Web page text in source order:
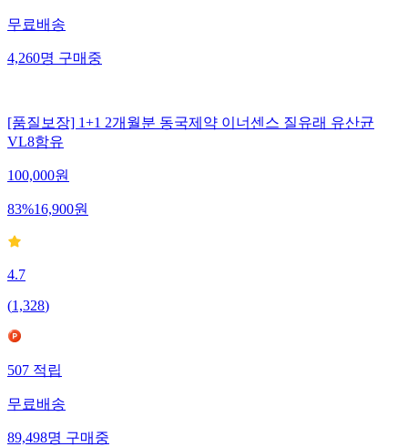
무료배송
4,260명 구매중
[품질보장] 1+1 2개월분 동국제약 이너센스 질유래 유산균
VL8함유
100,000원
83%16,900원
4.7
(1,328)
507 적립
무료배송
89,498명 구매중